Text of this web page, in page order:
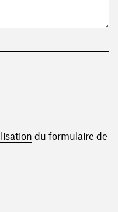
(ouvre une
du formulaire de